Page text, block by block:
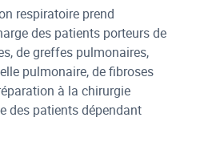
respiratoire prend
des patients porteurs de
de greffes pulmonaires,
pulmonaire, de fibroses
à la chirurgie
des patients dépendant